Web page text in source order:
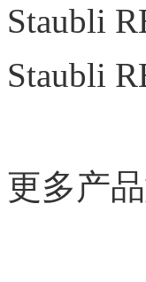
Staubli
Staubli
更多产